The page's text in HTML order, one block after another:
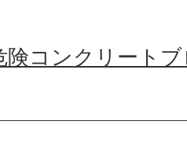
険コンクリート